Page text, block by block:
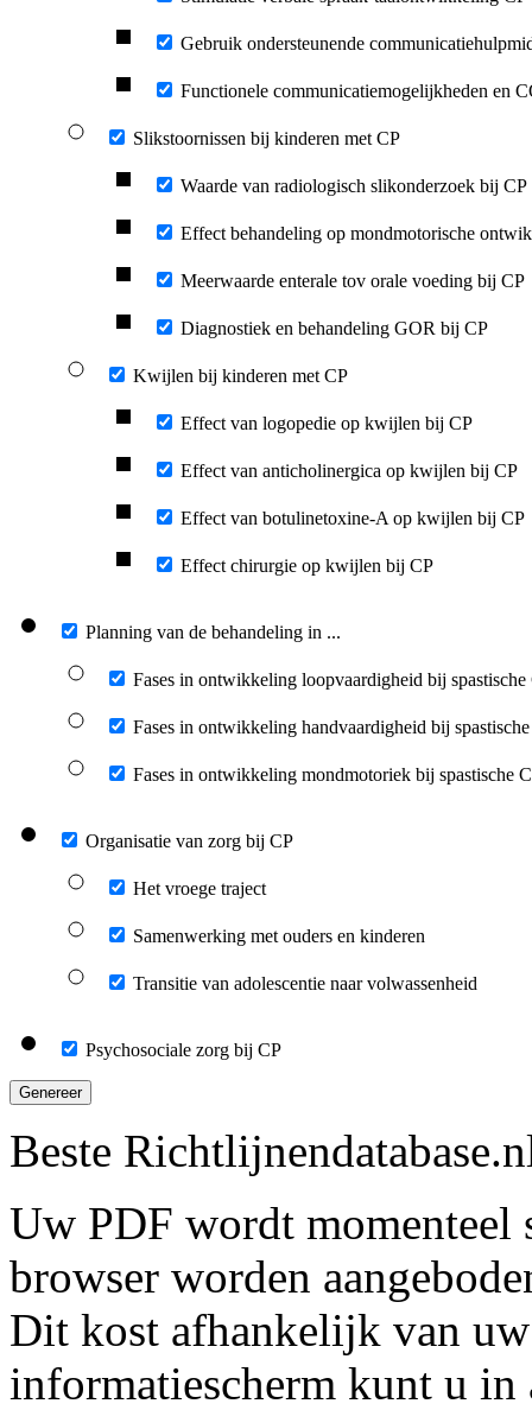
Gebruik ondersteunende
Functionele communicatiemogelijkheden en
Slikstoornissen bij kinderen met CP
Waarde van radiologisch slikonderzoek bij CP
Effect behandeling op mondmotorische
Meerwaarde enterale tov orale voeding bij CP
Diagnostiek en behandeling GOR bij CP
Kwijlen bij kinderen met CP
Effect van logopedie op kwijlen bij CP
Effect van anticholinergica op kwijlen bij CP
Effect van botulinetoxine-A op kwijlen bij CP
Effect chirurgie op kwijlen bij CP
Planning van de behandeling in ...
Fases in ontwikkeling loopvaardigheid bij spastische
Fases in ontwikkeling handvaardigheid bij
Fases in ontwikkeling mondmotoriek bij spastische
Organisatie van zorg bij CP
Het vroege traject
Samenwerking met ouders en kinderen
Transitie van adolescentie naar volwassenheid
Psychosociale zorg bij CP
Genereer
Beste
Uw PDF wordt momenteel
browser worden
Dit kost afhankelijk van
informatiescherm kunt u